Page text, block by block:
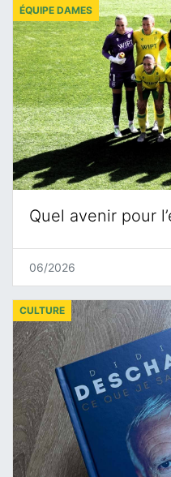
Quel avenir pour
ÉQUIPE DAMES
06/2026
CULTURE